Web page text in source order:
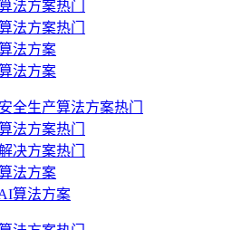
法方案热门
法方案热门
法方案
法方案
全生产算法方案热门
法方案热门
决方案热门
法方案
算法方案